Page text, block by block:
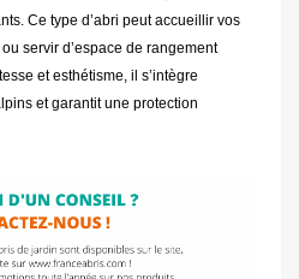
Ce type d’abri peut accueillir vos
servir d’espace de rangement
et esthétisme, il s’intègre
et garantit une protection